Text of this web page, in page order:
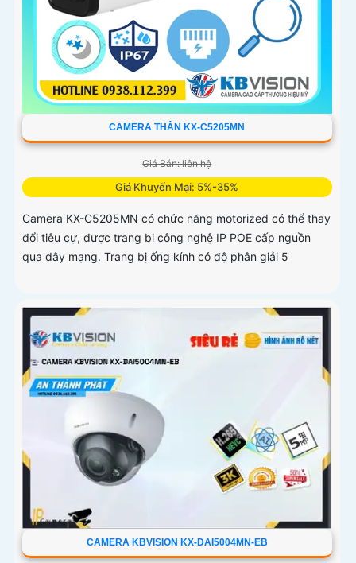
CAMERA THÂN KX-C5205MN
Giá Bán: liên hệ
Giá Khuyến Mại: 5%-35%
Camera KX-C5205MN có chức năng motorized có thể thay
đổi tiêu cự, được trang bị công nghệ IP POE cấp nguồn
qua dây mạng. Trang bị ống kính có độ phân giải 5
CAMERA KBVISION KX-DAI5004MN-EB